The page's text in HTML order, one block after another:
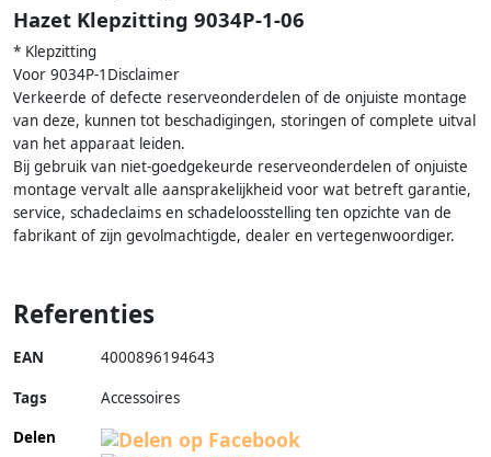
Hazet Klepzitting 9034P-1-06
* Klepzitting
Voor 9034P-1Disclaimer
Verkeerde of defecte reserveonderdelen of de onjuiste montage
van deze, kunnen tot beschadigingen, storingen of complete uitval
van het apparaat leiden.
Bij gebruik van niet-goedgekeurde reserveonderdelen of onjuiste
montage vervalt alle aansprakelijkheid voor wat betreft garantie,
service, schadeclaims en schadeloosstelling ten opzichte van de
fabrikant of zijn gevolmachtigde, dealer en vertegenwoordiger.
Referenties
EAN 4000896194643
Tags
Accessoires
Delen